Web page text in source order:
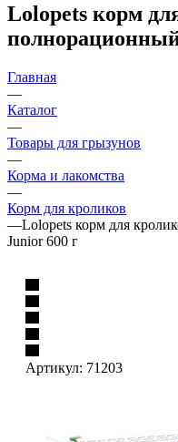
Lolopets корм
Главная
—
Каталог
—
Товары для грызунов
—
Корма и лакомства
—
Корм для кроликов
—Lolopets корм для
Junior 600 г
Артикул: 71203